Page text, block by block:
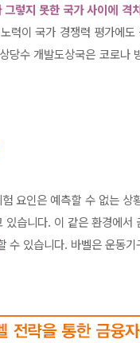
렇지 못한 국가 사이에 격
력이 국가 경쟁력 평가에
수 개발도상국은 코로나
요인은 예측할 수 없는
습니다. 이 같은 환경에
수 있습니다. 바벨은 운동